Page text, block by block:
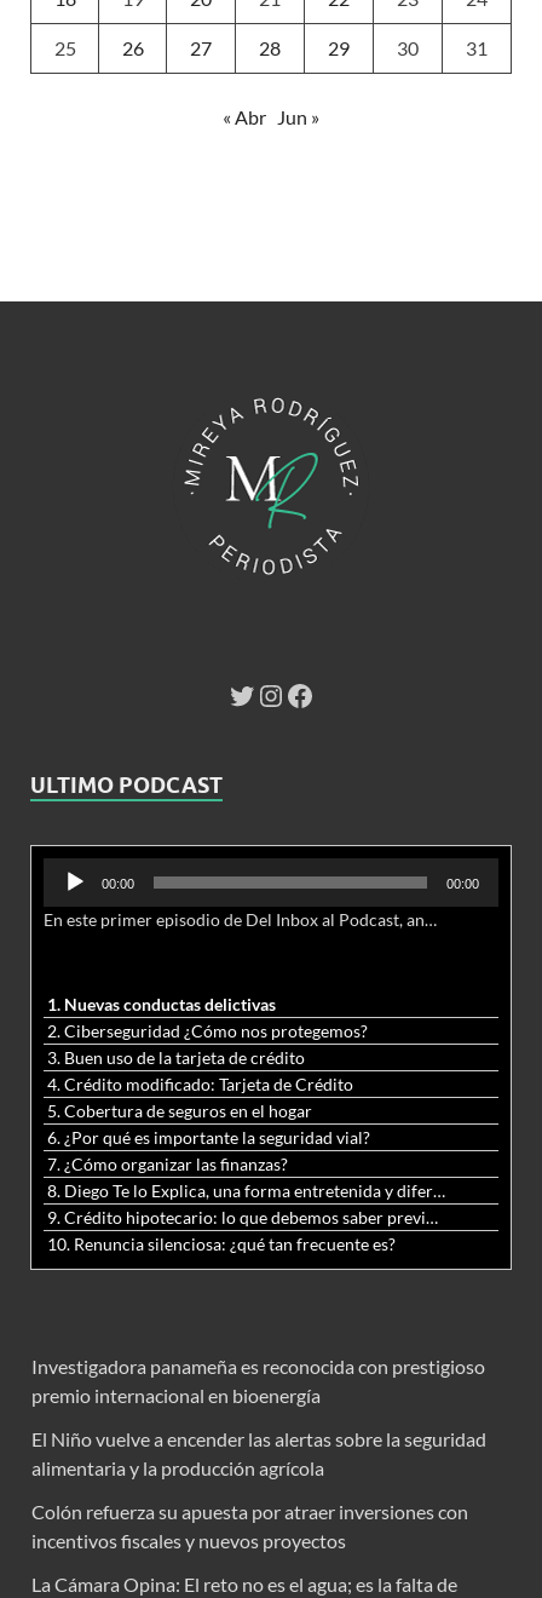
25 26 27 28 29 30 31
« Abr Jun »
ULTIMO PODCAST
Reproductor
audio
00:00 00:00
En este primer episodio de Del Inbox al Podcast, analizamos junto al abogado Jonathan Brown las nuevas conductas delictivas cibernéticas y la necesidad de hacer modificaciones al Código Penal.
1. Nuevas conductas delictivas
2. Ciberseguridad ¿Cómo nos protegemos?
3. Buen uso de la tarjeta de crédito
4. Crédito modificado: Tarjeta de Crédito
5. Cobertura de seguros en el hogar
6. ¿Por qué es importante la seguridad vial?
7. ¿Cómo organizar las finanzas?
8. Diego Te lo Explica, una forma entretenida y diferente de aprender matemáticas y ciencias
9. Crédito hipotecario: lo que debemos saber previo a adquirir nuestra vivienda
10. Renuncia silenciosa: ¿qué tan frecuente es?
Investigadora panameña es reconocida con prestigioso
premio internacional en bioenergía
El Niño vuelve a encender las alertas sobre la seguridad
alimentaria y la producción agrícola
Colón refuerza su apuesta por atraer inversiones con
incentivos fiscales y nuevos proyectos
La Cámara Opina: El reto no es el agua; es la falta de